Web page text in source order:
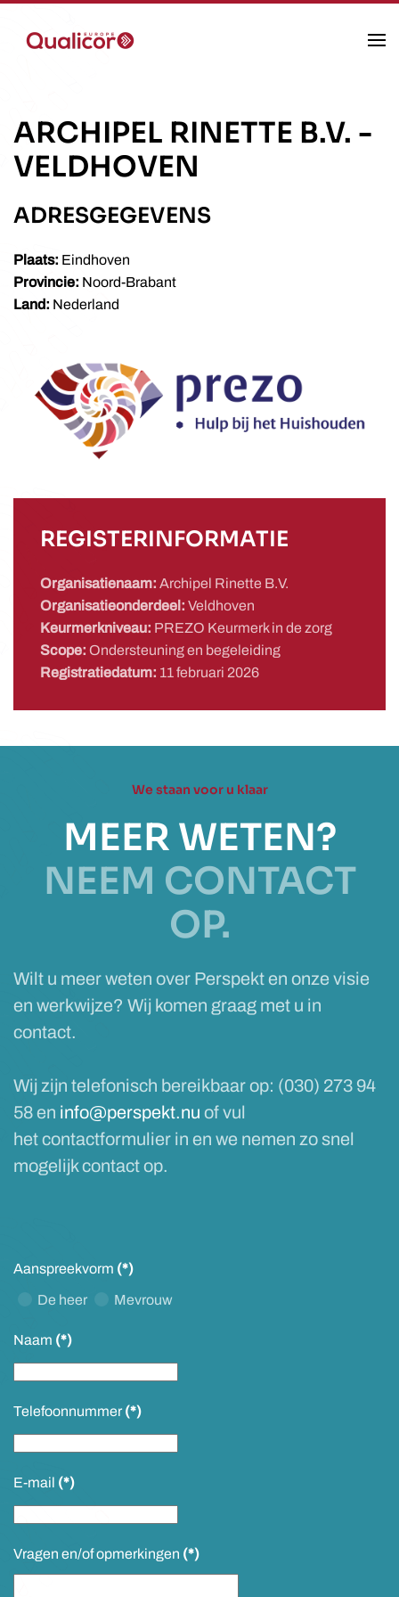
Skip to main content
ARCHIPEL RINETTE B.V. -
VELDHOVEN
ADRESGEGEVENS
Plaats: Eindhoven
Provincie: Noord-Brabant
Land: Nederland
REGISTERINFORMATIE
Organisatienaam: Archipel Rinette B.V.
Organisatieonderdeel: Veldhoven
Keurmerkniveau: PREZO Keurmerk in de zorg
Scope: Ondersteuning en begeleiding
Registratiedatum: 11 februari 2026
We staan voor u klaar
MEER WETEN?
NEEM CONTACT
OP.
Wilt u meer weten over Perspekt en onze visie
en werkwijze? Wij komen graag met u in
contact.
Wij zijn telefonisch bereikbaar op: (030) 273 94
58 en info@perspekt.nu of vul
het contactformulier in en we nemen zo snel
mogelijk contact op.
Aanspreekvorm (*)
De heer Mevrouw
Naam (*)
Telefoonnummer (*)
E-mail (*)
Vragen en/of opmerkingen (*)